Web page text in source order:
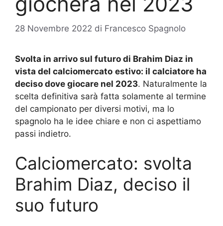
28 Novembre 2022 di Francesco Spagnolo
Svolta in arrivo sul futuro di Brahim Diaz in
vista del calciomercato estivo: il calciatore ha
deciso dove giocare nel 2023. Naturalmente la
scelta definitiva sarà fatta solamente al termine
del campionato per diversi motivi, ma lo
spagnolo ha le idee chiare e non ci aspettiamo
passi indietro.
Calciomercato: svolta
Brahim Diaz, deciso il
suo futuro